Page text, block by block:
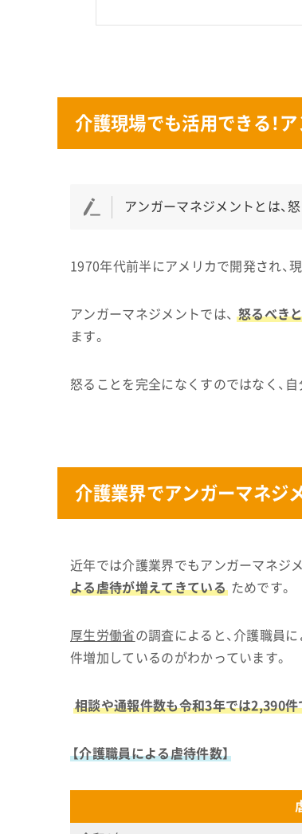
介護現場でも活用できる！
アンガーマネジメントとは、
1970年代前半にアメリカで開発され、
アンガーマネジメントでは、 怒るべき
ます。
怒ることを完全になくすのではなく、
介護業界でアンガーマネジ
近年では介護業界でもアンガーマネジ
よる虐待が増えてきている ためです。
厚生労働省の調査によると、介護職員
件増加しているのがわかっています。
相談や通報件数も令和3年では2,390
【介護職員による虐待件数】